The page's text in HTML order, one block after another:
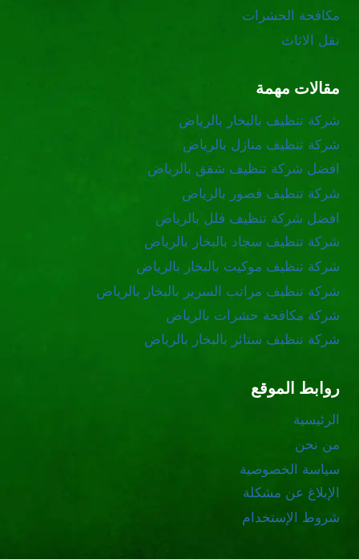
مكافحة الحشرات
نقل الاثاث
مقالات مهمة
شركة تنظيف بالبخار بالرياض
شركة تنظيف منازل بالرياض
افضل شركة تنظيف شقق بالرياض
شركة تنظيف قصور بالرياض
افضل شركة تنظيف فلل بالرياض
شركة تنظيف سجاد بالبخار بالرياض
شركة تنظيف موكيت بالبخار بالرياض
شركة تنظيف مراتب السرير بالبخار بالرياض
شركة مكافحة حشرات بالرياض
شركة تنظيف ستائر بالبخار بالرياض
روابط الموقع
الرئيسية
من نحن
سياسة الخصوصية
الإبلاغ عن مشكلة
شروط الإستخدام